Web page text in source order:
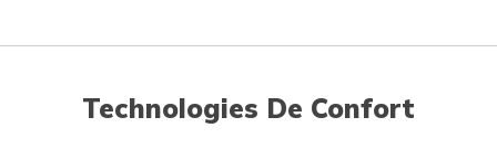
Technologies De Confort